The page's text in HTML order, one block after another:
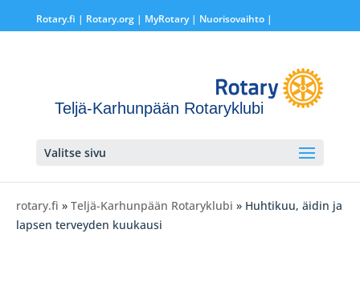
Rotary.fi | Rotary.org| MyRotary | Nuorisovaihto|
Teljä-Karhunpään Rotaryklubi
Valitse sivu
rotary.fi » Teljä-Karhunpään Rotaryklubi » Huhtikuu, äidin ja
lapsen terveyden kuukausi